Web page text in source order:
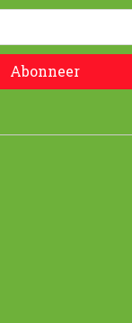
Abonneer